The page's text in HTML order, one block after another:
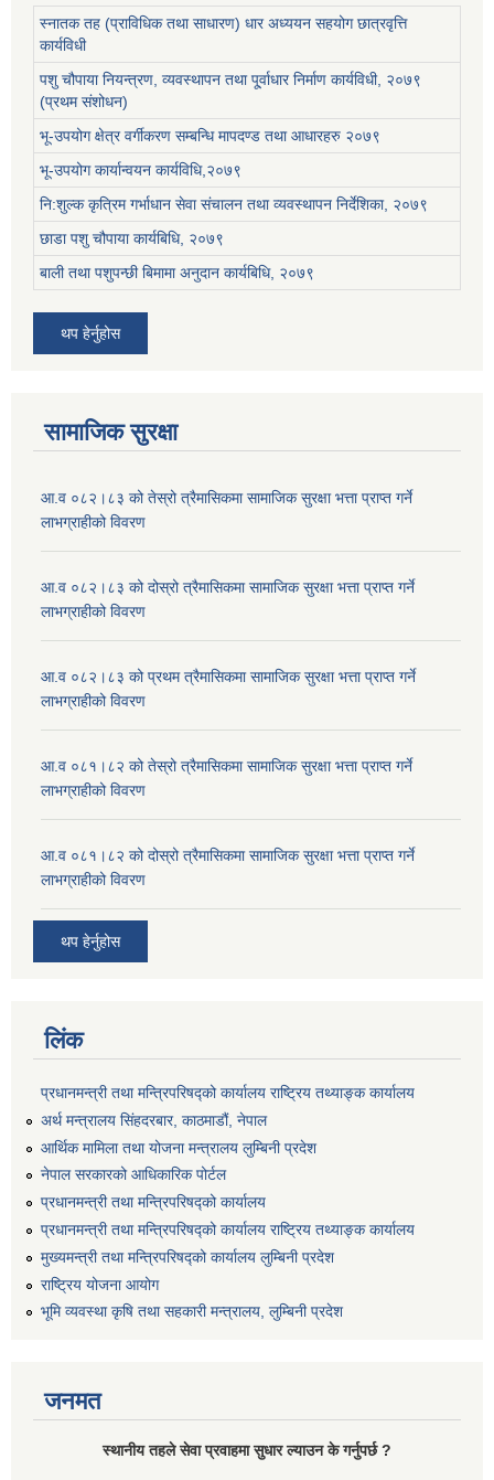
स्नातक तह (प्राविधिक तथा साधारण) धार अध्ययन सहयोग छात्रवृत्ति
कार्यविधी
पशु चौपाया नियन्त्रण, व्यवस्थापन तथा पू्र्वाधार निर्माण कार्यविधी, २०७९
(प्रथम संशोधन)
भू-उपयोग क्षेत्र वर्गीकरण सम्बन्धि मापदण्ड तथा आधारहरु २०७९
भू-उपयोग कार्यान्वयन कार्यविधि,२०७९
नि:शुल्क कृत्रिम गर्भाधान सेवा संचालन तथा व्यवस्थापन निर्देशिका, २०७९
छाडा पशु चौपाया कार्यबिधि, २०७९
बाली तथा पशुपन्छी बिमामा अनुदान कार्यबिधि, २०७९
थप हेर्नुहोस
सामाजिक सुरक्षा
आ.व ०८२।८३ को तेस्रो त्रैमासिकमा सामाजिक सुरक्षा भत्ता प्राप्त गर्ने
लाभग्राहीको विवरण
आ.व ०८२।८३ को दोस्रो त्रैमासिकमा सामाजिक सुरक्षा भत्ता प्राप्त गर्ने
लाभग्राहीको विवरण
आ.व ०८२।८३ को प्रथम त्रैमासिकमा सामाजिक सुरक्षा भत्ता प्राप्त गर्ने
लाभग्राहीको विवरण
आ.व ०८१।८२ को तेस्रो त्रैमासिकमा सामाजिक सुरक्षा भत्ता प्राप्त गर्ने
लाभग्राहीको विवरण
आ.व ०८१।८२ को दोस्रो त्रैमासिकमा सामाजिक सुरक्षा भत्ता प्राप्त गर्ने
लाभग्राहीको विवरण
थप हेर्नुहोस
लिंक
प्रधानमन्त्री तथा मन्त्रिपरिषद्को कार्यालय राष्ट्रिय तथ्याङ्क कार्यालय
अर्थ मन्त्रालय सिंहदरबार, काठमाडौं, नेपाल
आर्थिक मामिला तथा योजना मन्त्रालय लुम्बिनी प्रदेश
नेपाल सरकारको आधिकारिक पोर्टल
प्रधानमन्त्री तथा मन्त्रिपरिषद्को कार्यालय
प्रधानमन्त्री तथा मन्त्रिपरिषद्को कार्यालय राष्ट्रिय तथ्याङ्क कार्यालय
मुख्यमन्त्री तथा मन्त्रिपरिषद्को कार्यालय लुम्बिनी प्रदेश
राष्ट्रिय योजना आयोग
भूमि व्यवस्था कृषि तथा सहकारी मन्त्रालय, लुम्बिनी प्रदेश
जनमत
स्थानीय तहले सेवा प्रवाहमा सुधार ल्याउन के गर्नुपर्छ ?